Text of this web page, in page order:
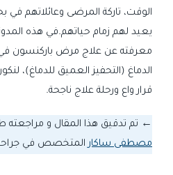
الوقت، تاركة المرضى وعائلاتهم
يعيد لهم زمام حياتهم.في هذه
معرفته عن علاج مرض باركنسون في
الدماغ (التحفيز العميق للدماغ)،
قرار واع ورحلة علاج ناجحة.
← تم تدقيق هذا المقال و مراجعته
مصطفى ساكارالمتخصص في جراحة